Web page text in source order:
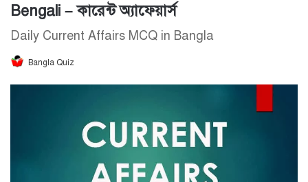
Bengali – কারেন্ট অ্যাফেয়ার্স
Daily Current Affairs MCQ in Bangla
Bangla Quiz